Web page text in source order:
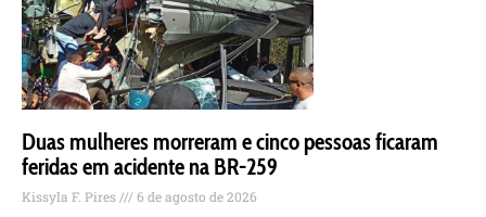
Duas mulheres morreram e cinco pessoas ficaram
feridas em acidente na BR-259
Kissyla F. Pires 6 de agosto de 2026